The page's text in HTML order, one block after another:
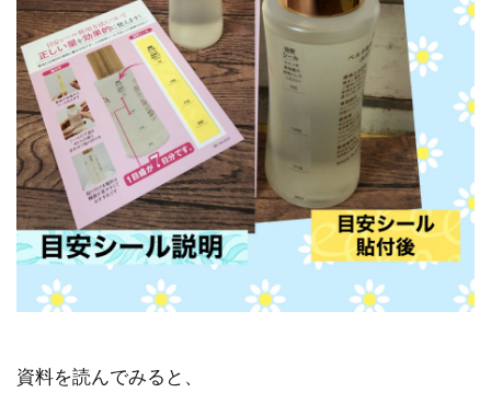
資料を読んでみると、